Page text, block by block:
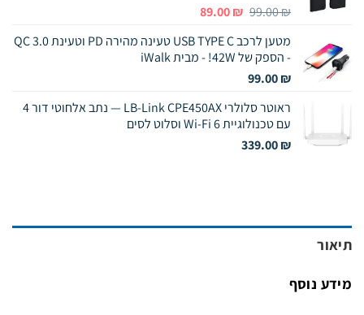
99.00₪
המחיר
היה:
99.00 ₪.
89.00₪
המחיר
הוא:
89.00 ₪.
מטען לרכב USB TYPE C טעינה מהירה PD וטעינת QC 3.0
- הספק של 42W! - מבית iWalk
99.00₪
ראוטר סלולרי LB-Link CPE450AX — נתב אלחוטי דור 4
עם טכנולוגיית Wi-Fi 6 וסלוט לסים
339.00₪
תיאור
מידע נוסף